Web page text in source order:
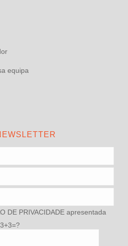
equipa
DE PRIVACIDADE apresentada